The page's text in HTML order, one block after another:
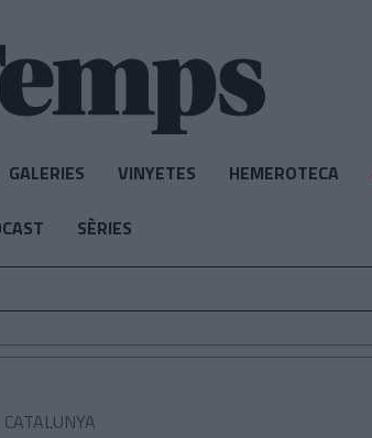
GALERIES VINYETES HEMEROTECA
SÈRIES
CATALUNYA